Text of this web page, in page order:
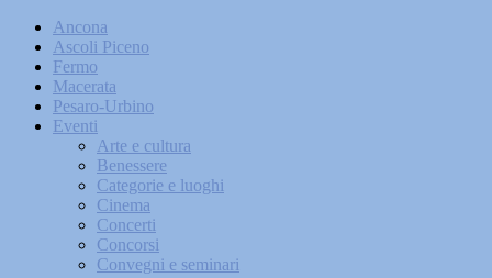
Ancona
Ascoli Piceno
Fermo
Macerata
Pesaro-Urbino
Eventi
Arte e cultura
Benessere
Categorie e luoghi
Cinema
Concerti
Concorsi
Convegni e seminari